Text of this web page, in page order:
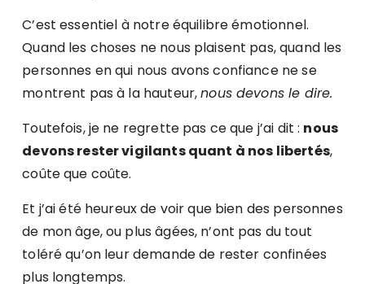
C’est essentiel à notre équilibre émotionnel.
Quand les choses ne nous plaisent pas, quand les
personnes en qui nous avons confiance ne se
montrent pas à la hauteur,nous devons le dire.
Toutefois, je ne regrette pas ce que j’ai dit : nous
devons rester vigilants quant à nos libertés,
coûte que coûte.
Et j’ai été heureux de voir que bien des personnes
de mon âge, ou plus âgées, n’ont pas du tout
toléré qu’on leur demande de rester confinées
plus longtemps.